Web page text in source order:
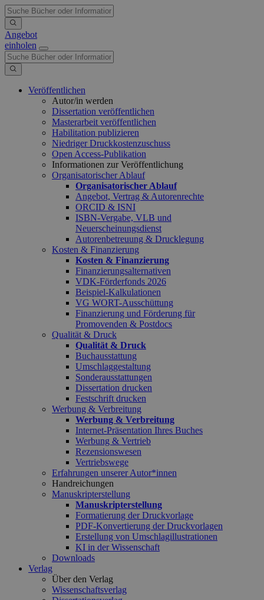
Angebot
einholen
Veröffentlichen
Autor/in werden
Dissertation veröffentlichen
Masterarbeit veröffentlichen
Habilitation publizieren
Niedriger Druckkostenzuschuss
Open Access-Publikation
Informationen zur Veröffentlichung
Organisatorischer Ablauf
Organisatorischer Ablauf
Angebot, Vertrag & Autorenrechte
ORCID & ISNI
ISBN-Vergabe, VLB und
Neuerscheinungsdienst
Autorenbetreuung & Drucklegung
Kosten & Finanzierung
Kosten & Finanzierung
Finanzierungsalternativen
VDK-Förderfonds 2026
Beispiel-Kalkulationen
VG WORT-Ausschüttung
Finanzierung und Förderung für
Promovenden & Postdocs
Qualität & Druck
Qualität & Druck
Buchausstattung
Umschlaggestaltung
Sonderausstattungen
Dissertation drucken
Festschrift drucken
Werbung & Verbreitung
Werbung & Verbreitung
Internet-Präsentation Ihres Buches
Werbung & Vertrieb
Rezensionswesen
Vertriebswege
Erfahrungen unserer Autor*innen
Handreichungen
Manuskripterstellung
Manuskripterstellung
Formatierung der Druckvorlage
PDF-Konvertierung der Druckvorlagen
Erstellung von Umschlagillustrationen
KI in der Wissenschaft
Downloads
Verlag
Über den Verlag
Wissenschaftsverlag